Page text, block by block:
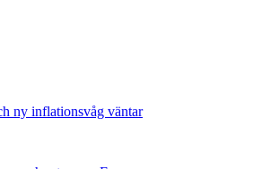
ny inflationsvåg väntar